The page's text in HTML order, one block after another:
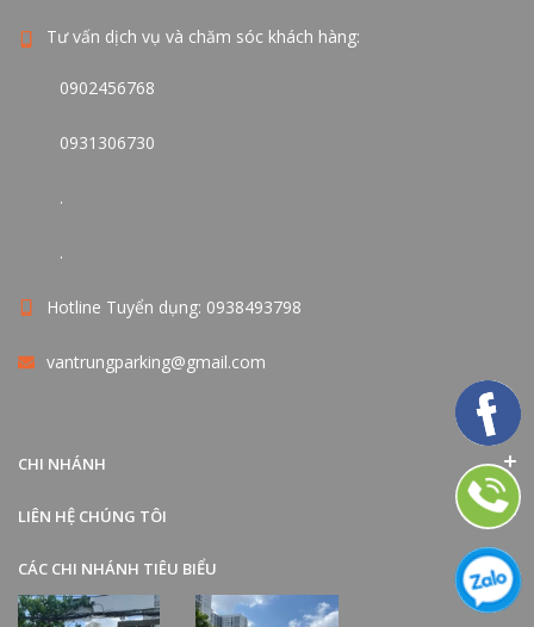
Tư vấn dịch vụ và chăm sóc khách hàng:
0902456768
0931306730
.
.
Hotline Tuyển dụng: 0938493798
vantrungparking@gmail.com
CHI NHÁNH
LIÊN HỆ CHÚNG TÔI
CÁC CHI NHÁNH TIÊU BIỂU